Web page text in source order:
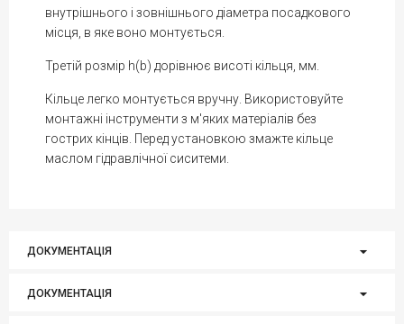
внутрішнього і зовнішнього діаметра посадкового
місця, в яке воно монтується.
Третій розмір h(b) дорівнює висоті кільця, мм.
Кільце легко монтується вручну. Використовуйте
монтажні інструменти з м'яких матеріалів без
гострих кінців. Перед установкою змажте кільце
маслом гідравлічної сиситеми.
ДОКУМЕНТАЦІЯ
ДОКУМЕНТАЦІЯ